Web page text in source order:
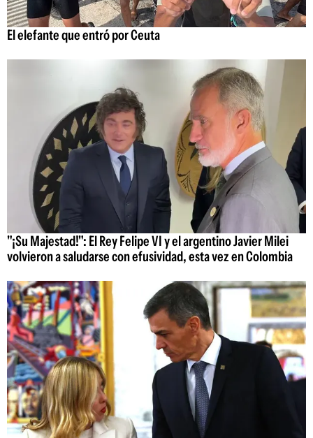
El elefante que entró por Ceuta
"¡Su Majestad!": El Rey Felipe VI y el argentino Javier Milei
volvieron a saludarse con efusividad, esta vez en Colombia